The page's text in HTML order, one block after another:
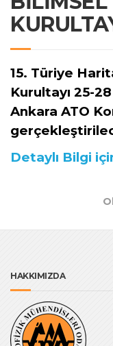
15. Türiye
Kurultayı 25-
Ankara ATO
Detaylı Bilgi
HAKKIMIZDA